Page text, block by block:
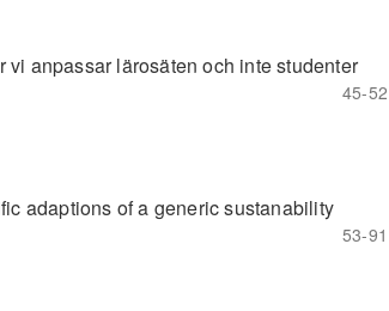
anpassar lärosäten och inte studenter
45-52
adaptions of a generic sustanability
53-91